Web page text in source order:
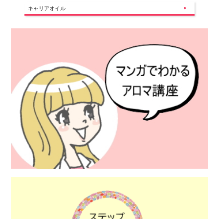
キャリアオイル